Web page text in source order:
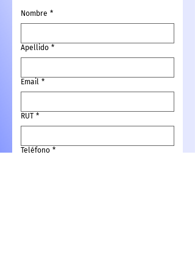
Nombre *
Apellido *
Email *
RUT *
Teléfono *